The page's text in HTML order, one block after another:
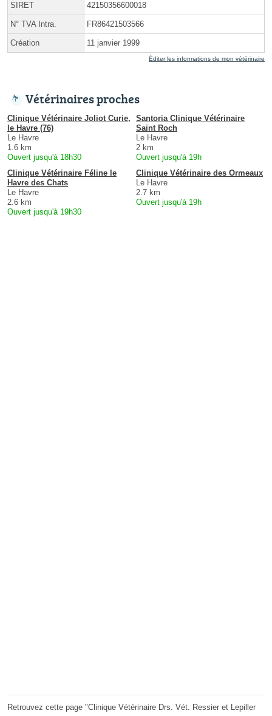
SIRET 42150356600018
N° TVA Intra. FR86421503566
Création 11 janvier 1999
Éditer les informations de mon vétérinaire
Vétérinaires proches
Clinique Vétérinaire Joliot Curie,
le Havre (76)
Le Havre
1.6 km
Ouvert jusqu'à 18h30
Santoria Clinique Vétérinaire
Saint Roch
Le Havre
2 km
Ouvert jusqu'à 19h
Clinique Vétérinaire Féline le
Havre des Chats
Le Havre
2.6 km
Ouvert jusqu'à 19h30
Clinique Vétérinaire des Ormeaux
Le Havre
2.7 km
Ouvert jusqu'à 19h
Retrouvez cette page "Clinique Vétérinaire Drs. Vét. Ressier et Lepiller